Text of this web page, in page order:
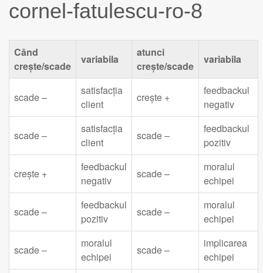
Când
crește/scade
variabila
atunci
crește/scade
variabila
scade –
satisfacția
client
crește +
feedbackul
negativ
scade –
satisfacția
client
scade –
feedbackul
pozitiv
crește +
feedbackul
negativ
scade –
moralul
echipei
scade –
feedbackul
pozitiv
scade –
moralul
echipei
scade –
moralul
echipei
scade –
implicarea
echipei